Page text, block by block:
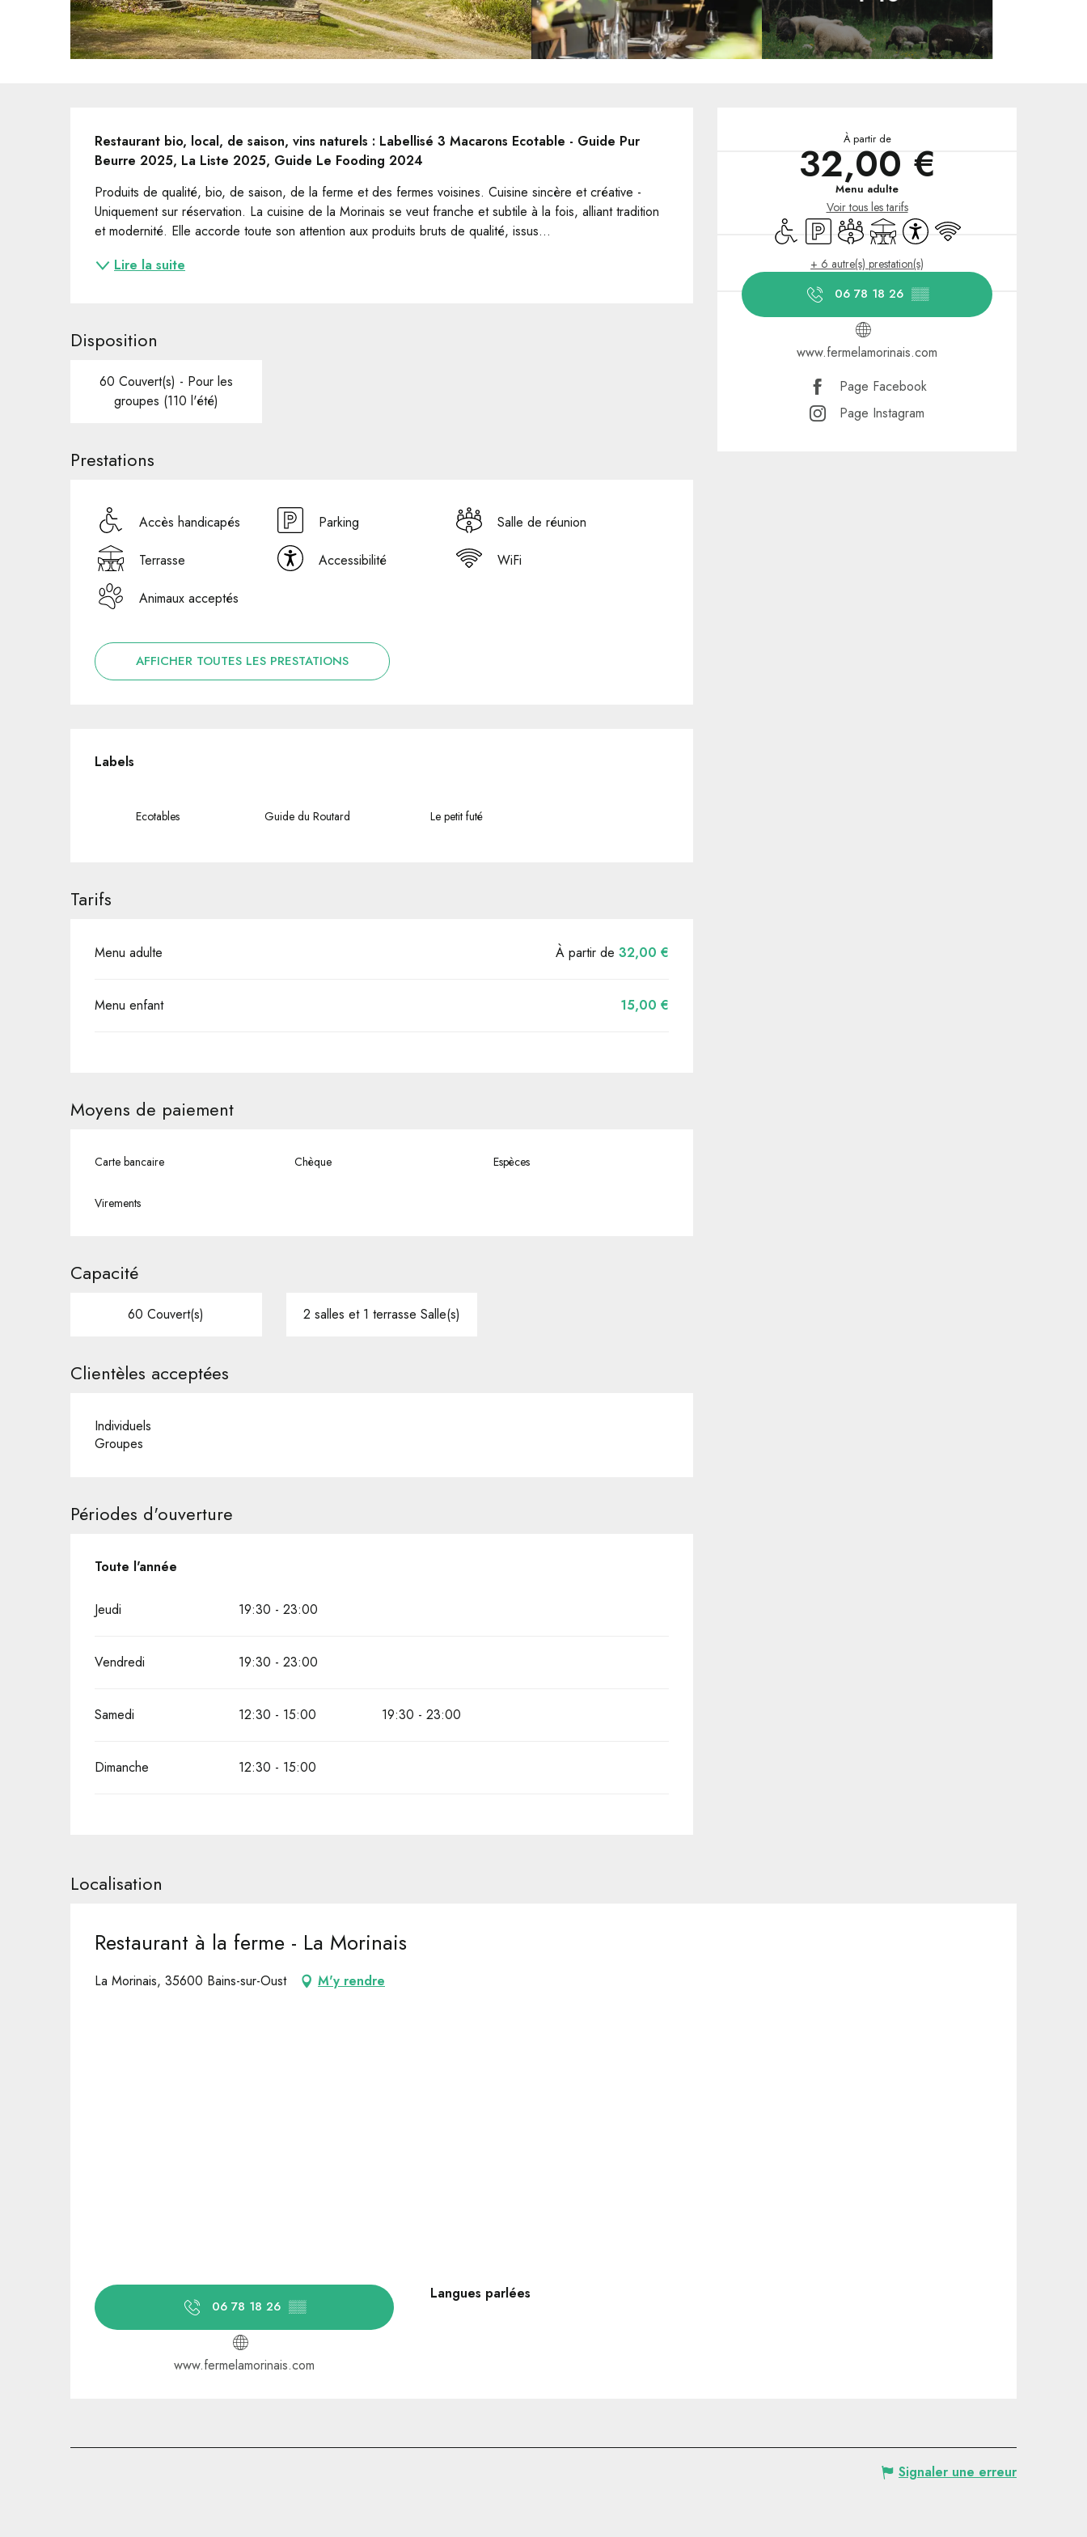
Ouverture et coordonnées
À partir de
32,00 €
Menu adulte
Voir tous les tarifs
Accès handicapés
ParkingSalle de réunion
TerrasseAccessibilité
WiFi
+ 6 autre(s) prestation(s)
06 78 18 26 ▒▒
www.fermelamorinais.com
Page Facebook
Page Instagram
Description
Restaurant bio, local, de saison, vins naturels : Labellisé 3 Macarons Ecotable - Guide Pur
Beurre 2025, La Liste 2025, Guide Le Fooding 2024
Produits de qualité, bio, de saison, de la ferme et des fermes voisines. Cuisine sincère et créative -
Uniquement sur réservation. ​La cuisine de la Morinais se veut franche et subtile à la fois, alliant tradition
et modernité. Elle accorde toute son attention aux produits bruts de qualité, issus...
Lire la suite
Disposition
60 Couvert(s) - Pour les
groupes (110 l'été)
Prestations
Accès handicapés Parking Salle de réunion
Terrasse Accessibilité WiFi
Animaux acceptés
AFFICHER TOUTES LES PRESTATIONS
Offres de prestations
Labels
Labels
Ecotables Guide du Routard Le petit futé
Tarifs
Menu adulte À partir de32,00 €
Menu enfant 15,00 €
Moyens de paiement
Carte bancaire Chèque Espèces
Virements
Capacité
60 Couvert(s) 2 salles et 1 terrasse Salle(s)
Clientèles acceptées
Individuels
Groupes
Périodes d'ouverture
Toute l'année
Toute l'année
Jeudi 19:30 - 23:00
Vendredi 19:30 - 23:00
Samedi 12:30 - 15:00 19:30 - 23:00
Dimanche 12:30 - 15:00
Localisation
Restaurant à la ferme - La Morinais
La Morinais, 35600 Bains-sur-Oust M'y rendre
06 78 18 26 ▒▒
www.fermelamorinais.com
Langues parlées
Langues parlées
Signaler une erreur